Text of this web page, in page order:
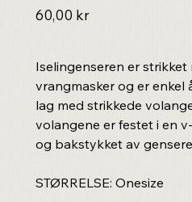
Pris
60,00 kr
Iselingenseren er
vrangmasker og er enkel
lag med strikkede
volangene er festet i en
og bakstykket av
STØRRELSE: Onesize